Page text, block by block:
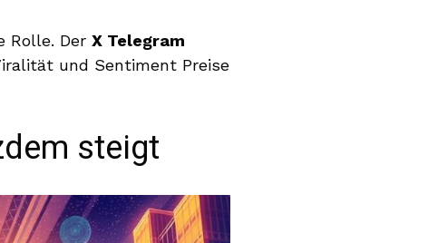
Rolle. Der X Telegram
und Sentiment Preise
steigt